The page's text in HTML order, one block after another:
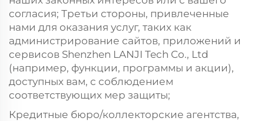
согласия; Третьи стороны, привлеченные
нами для оказания услуг, таких как
администрирование сайтов, приложений и
сервисов Shenzhen LANJI Tech Co., Ltd
(например, функции, программы и акции),
доступных вам, с соблюдением
соответствующих мер защиты;
Кредитные бюро/коллекторские агентства,